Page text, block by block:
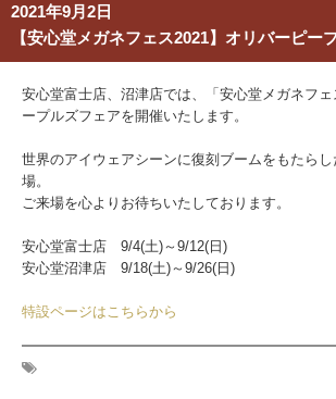
2021年9月2日
【安心堂メガネフェス2021】オリバーピー
安心堂富士店、沼津店では、「安心堂メガネフ
ープルズフェアを開催いたします。
世界のアイウェアシーンに復刻ブームをもたら
場。
ご来場を心よりお待ちいたしております。
安心堂富士店 9/4(土)～9/12(日)
安心堂沼津店 9/18(土)～9/26(日)
特設ページはこちらから